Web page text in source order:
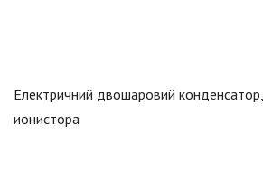
Електричний двошаровий
ионистора